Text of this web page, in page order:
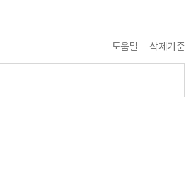
도움말 삭제기준